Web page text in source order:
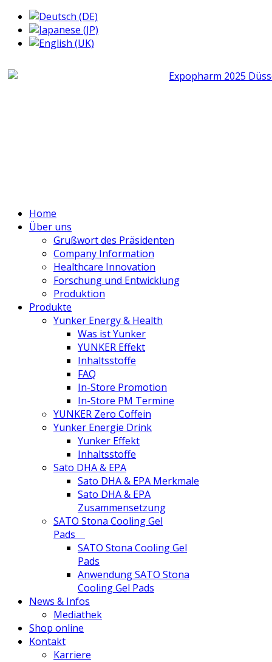
Home
Über uns
Grußwort des Präsidenten
Company Information
Healthcare Innovation
Forschung und Entwicklung
Produktion
Produkte
Yunker Energy & Health
Was ist Yunker
YUNKER Effekt
Inhaltsstoffe
FAQ
In-Store Promotion
In-Store PM Termine
YUNKER Zero Coffein
Yunker Energie Drink
Yunker Effekt
Inhaltsstoffe
Sato DHA & EPA
Sato DHA & EPA Merkmale
Sato DHA & EPA
Zusammensetzung
SATO Stona Cooling Gel
Pads
SATO Stona Cooling Gel
Pads
Anwendung SATO Stona
Cooling Gel Pads
News & Infos
Mediathek
Shop online
Kontakt
Karriere